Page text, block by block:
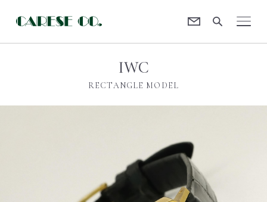
IWC
RECTANGLE MODEL